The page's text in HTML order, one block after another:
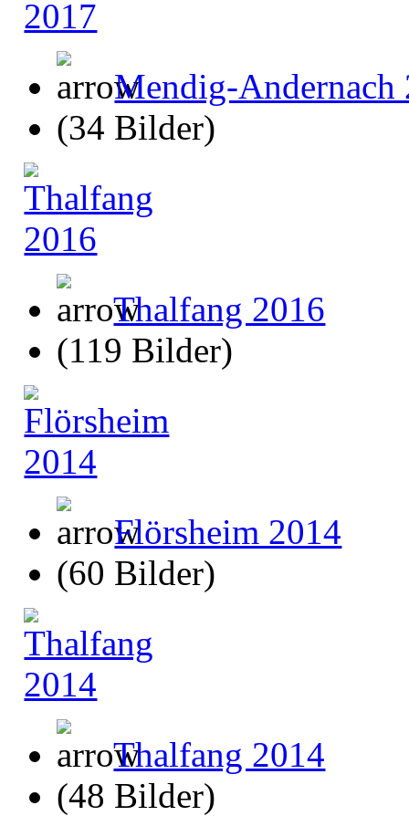
Mendig-Andernach
(34 Bilder)
Thalfang 2016
(119 Bilder)
Flörsheim 2014
(60 Bilder)
Thalfang 2014
(48 Bilder)